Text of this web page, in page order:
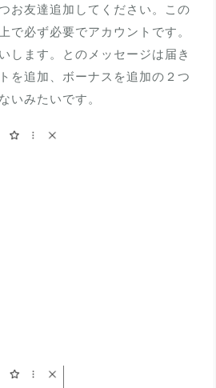
お友達追加してください。この
で必ず必要でアカウントです。
します。とのメッセージは届き
を追加、ボーナスを追加の２つ
いみたいです。